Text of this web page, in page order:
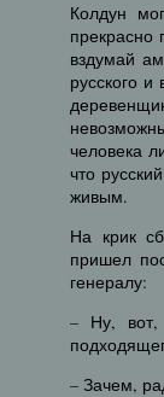
Колдун
прекрасно
вздумай
русского
человека
что
живым.
На крик
пришел
генералу:
– Ну,
– Зачем,